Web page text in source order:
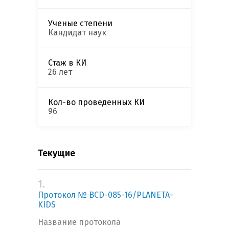
Ученые степени
Кандидат наук
Стаж в КИ
26 лет
Кол-во проведенных КИ
96
Текущие
1.
Протокол № BCD-085-16/PLANETA-
KIDS
Название протокола